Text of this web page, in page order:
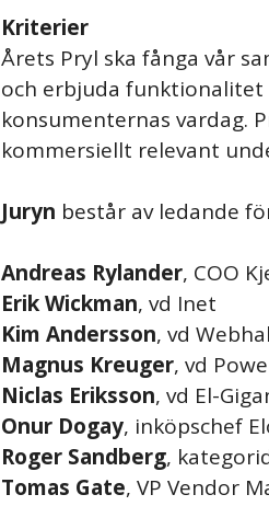
Kriterier
Årets Pryl ska fånga vår
och erbjuda funktionalitet
konsumenternas vardag.
kommersiellt relevant
Juryn består av ledande
Andreas Rylander, COO
Erik Wickman, vd Inet
Kim Andersson, vd
Magnus Kreuger, vd
Niclas Eriksson, vd El-
Onur Dogay, inköpschef
Roger Sandberg,
Tomas Gate, VP Vendor